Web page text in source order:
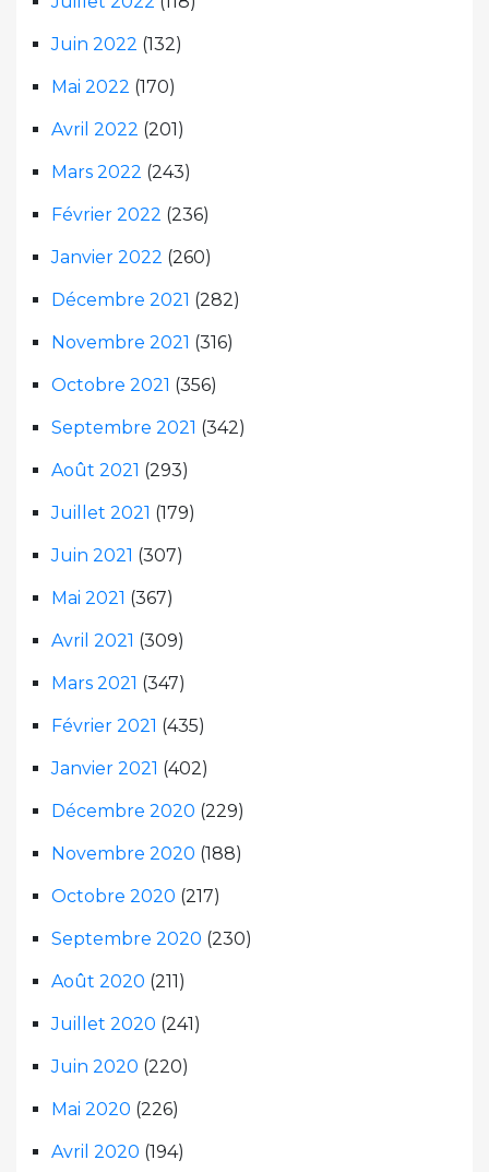
Juin 2022 (132)
Mai 2022 (170)
Avril 2022 (201)
Mars 2022 (243)
Février 2022 (236)
Janvier 2022 (260)
Décembre 2021 (282)
Novembre 2021 (316)
Octobre 2021 (356)
Septembre 2021 (342)
Août 2021 (293)
Juillet 2021 (179)
Juin 2021 (307)
Mai 2021 (367)
Avril 2021 (309)
Mars 2021 (347)
Février 2021 (435)
Janvier 2021 (402)
Décembre 2020 (229)
Novembre 2020 (188)
Octobre 2020 (217)
Septembre 2020 (230)
Août 2020 (211)
Juillet 2020 (241)
Juin 2020 (220)
Mai 2020 (226)
Avril 2020 (194)